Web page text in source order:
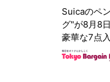
Suicaのペ
グ"が8月8
豪華な7点